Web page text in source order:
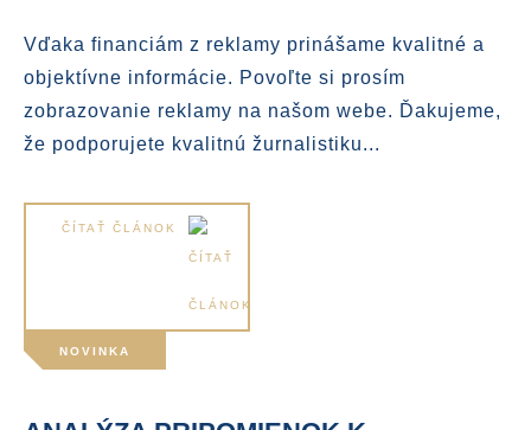
Vďaka financiám z reklamy prinášame kvalitné a
objektívne informácie. Povoľte si prosím
zobrazovanie reklamy na našom webe. Ďakujeme,
že podporujete kvalitnú žurnalistiku...
ČÍTAŤ ČLÁNOK
NOVINKA